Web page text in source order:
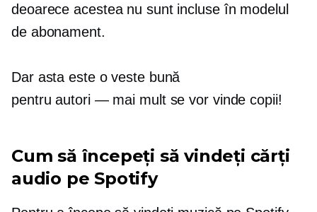
deoarece acestea nu sunt incluse în modelul
de abonament.
Dar asta este o veste bună
pentruautori — mai multse vor vinde copii!
Cum să începeți să vindeți cărți
audio pe Spotify